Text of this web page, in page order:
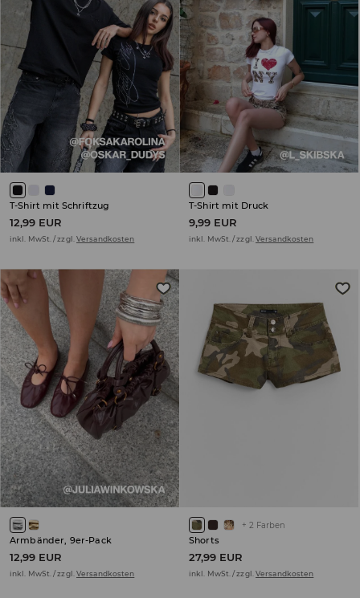
T-Shirt mit Schriftzug
12,99 EUR
inkl. MwSt. / zzgl. Versandkosten
T-Shirt mit Druck
9,99 EUR
inkl. MwSt. / zzgl. Versandkosten
Armbänder, 9er-Pack
12,99 EUR
inkl. MwSt. / zzgl. Versandkosten
+ 2 Farben
Shorts
27,99 EUR
inkl. MwSt. / zzgl. Versandkosten